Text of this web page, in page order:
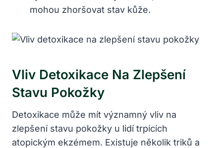
mohou zhoršovat stav kůže.
Vliv Detoxikace Na Zlepšení
Stavu Pokožky
Detoxikace může mít významný vliv na
zlepšení stavu pokožky u lidí trpících
atopickým ekzémem. Existuje několik triků a